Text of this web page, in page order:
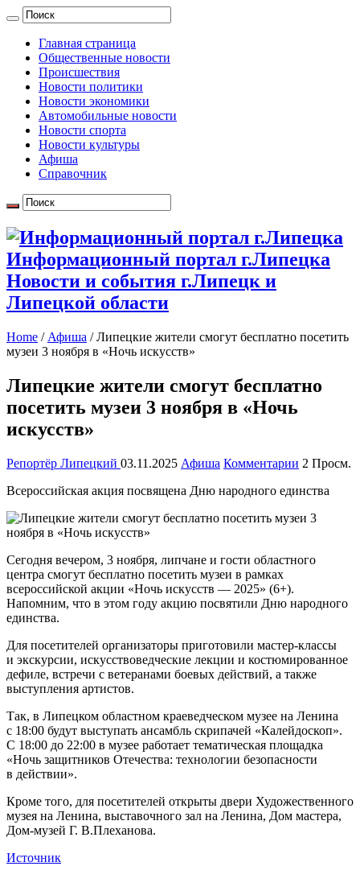
Главная страница
Общественные новости
Происшествия
Новости политики
Новости экономики
Автомобильные новости
Новости спорта
Новости культуры
Афиша
Справочник
Информационный портал г.Липецка
Новости и события г.Липецк и
Липецкой области
Home / Афиша / Липецкие жители смогут бесплатно посетить
музеи 3 ноября в «Ночь искусств»
Липецкие жители смогут бесплатно
посетить музеи 3 ноября в «Ночь
искусств»
Репортёр Липецкий 03.11.2025 Афиша Комментарии 2 Просм.
Всероссийская акция посвящена Дню народного единства
Сегодня вечером, 3 ноября, липчане и гости областного
центра смогут бесплатно посетить музеи в рамках
всероссийской акции «Ночь искусств — 2025» (6+).
Напомним, что в этом году акцию посвятили Дню народного
единства.
Для посетителей организаторы приготовили мастер-классы
и экскурсии, искусствоведческие лекции и костюмированное
дефиле, встречи с ветеранами боевых действий, а также
выступления артистов.
Так, в Липецком областном краеведческом музее на Ленина
с 18:00 будут выступать ансамбль скрипачей «Калейдоскоп».
С 18:00 до 22:00 в музее работает тематическая площадка
«Ночь защитников Отечества: технологии безопасности
в действии».
Кроме того, для посетителей открыты двери Художественного
музея на Ленина, выставочного зал на Ленина, Дом мастера,
Дом-музей Г. В.Плеханова.
Источник